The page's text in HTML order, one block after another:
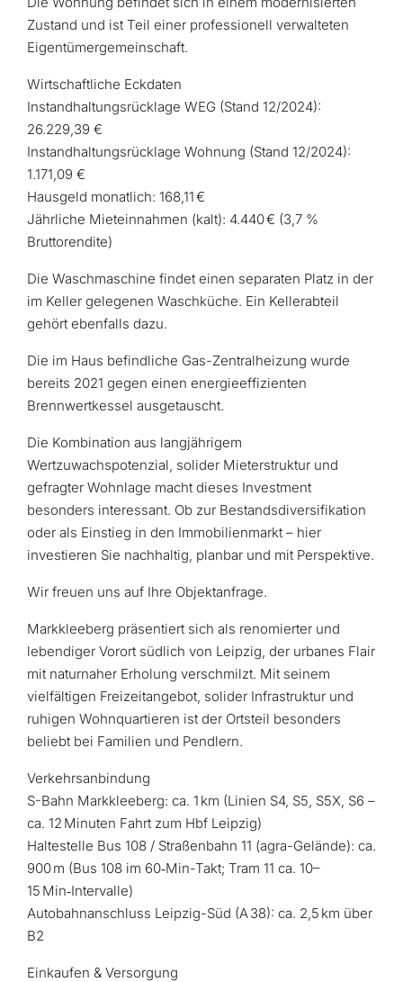
Zustand und ist Teil einer professionell verwalteten
Eigentümergemeinschaft.
Wirtschaftliche Eckdaten
Instandhaltungsrücklage WEG (Stand 12/2024):
26.229,39 €
Instandhaltungsrücklage Wohnung (Stand 12/2024):
1.171,09 €
Hausgeld monatlich: 168,11 €
Jährliche Mieteinnahmen (kalt): 4.440 € (3,7 %
Bruttorendite)
Die Waschmaschine findet einen separaten Platz in der
im Keller gelegenen Waschküche. Ein Kellerabteil
gehört ebenfalls dazu.
Die im Haus befindliche Gas-Zentralheizung wurde
bereits 2021 gegen einen energieeffizienten
Brennwertkessel ausgetauscht.
Die Kombination aus langjährigem
Wertzuwachspotenzial, solider Mieterstruktur und
gefragter Wohnlage macht dieses Investment
besonders interessant. Ob zur Bestandsdiversifikation
oder als Einstieg in den Immobilienmarkt – hier
investieren Sie nachhaltig, planbar und mit Perspektive.
Wir freuen uns auf Ihre Objektanfrage.
Markkleeberg präsentiert sich als renomierter und
lebendiger Vorort südlich von Leipzig, der urbanes Flair
mit naturnaher Erholung verschmilzt. Mit seinem
vielfältigen Freizeitangebot, solider Infrastruktur und
ruhigen Wohnquartieren ist der Ortsteil besonders
beliebt bei Familien und Pendlern.
Verkehrsanbindung
S-Bahn Markkleeberg: ca. 1 km (Linien S4, S5, S5X, S6 –
ca. 12 Minuten Fahrt zum Hbf Leipzig)
Haltestelle Bus 108 / Straßenbahn 11 (agra-Gelände): ca.
900 m (Bus 108 im 60‑Min-Takt; Tram 11 ca. 10–
15 Min‑Intervalle)
Autobahnanschluss Leipzig-Süd (A 38): ca. 2,5 km über
B2
Einkaufen & Versorgung